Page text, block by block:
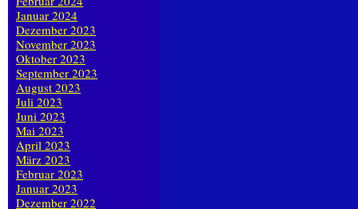
Januar 2024
Dezember 2023
November 2023
Oktober 2023
September 2023
August 2023
Juli 2023
Juni 2023
Mai 2023
April 2023
März 2023
Februar 2023
Januar 2023
Dezember 2022